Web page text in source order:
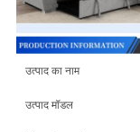
उत्पाद का नाम
उत्पाद मॉडल